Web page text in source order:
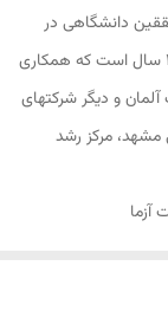
دانشگاهی در
سراسر کشاورز از مشتریان شرکت هستند که بیش از 10 سال است که همکاری
و دیگر شرکتهای
مشهد، مرکز رشد